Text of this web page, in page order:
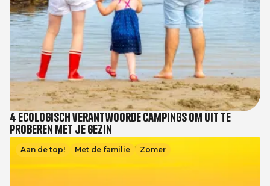
4 ecologisch verantwoorde campings om uit te
proberen met je gezin
Aan de top! Met de familie Zomer
Afbeelding